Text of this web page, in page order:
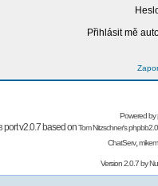
Přihlásit mě
Powered by
port v2.0.7 based onTom Nitzschner's
ChatServ,mikem
Version 2.0.7 by